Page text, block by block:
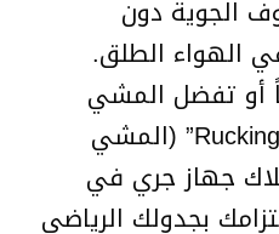
الجوية دون
الهواء الطلق.
أو تفضل المشي
السريع أو تدريبات الـ “Rucking” (المشي
جهاز جري في
بجدولك الرياضي